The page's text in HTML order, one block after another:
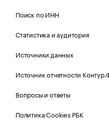
Поиск по ИНН
Статистика и аудитория
Источники данных
Источник отчетности
Вопросы и ответы
Политика Cookies РБК